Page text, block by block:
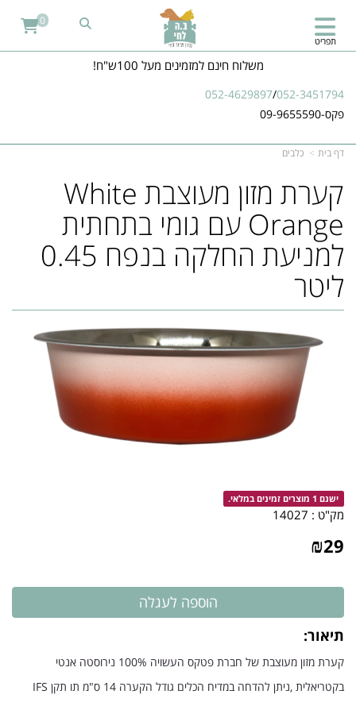
משלוח חינם למזמינים מעל 100ש"ח!
052-4629897/052-3451794
פקס-09-9655590
תפריט
0
דף בית כלבים
קערת מזון מעוצבת White
Orange עם גומי בתחתית
למניעת החלקה בנפח 0.45
ליטר
ישנם 1 מוצרים זמינים במלאי.
מק"ט : 14027
₪29
תיאור:
קערת מזון מעוצבת של חברת פטקס העשויה 100% נירוסטה אנטי
בקטריאלית ,ניתן להדחה במדיח הכלים גודל הקערה 14 ס"מ תו תקן
IFS